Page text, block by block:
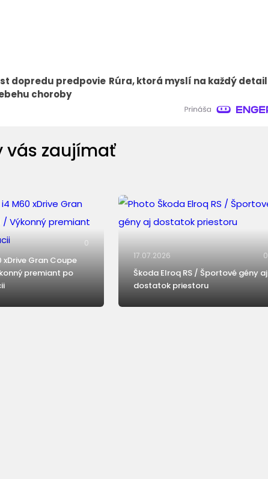
dopredu predpovie
choroby
Rúra, ktorá myslí na každý detail
vás zaujímať
0
xDrive Gran Coupe
premiant po
17.07.2026 0
Škoda Elroq RS / Športové gény aj
dostatok priestoru